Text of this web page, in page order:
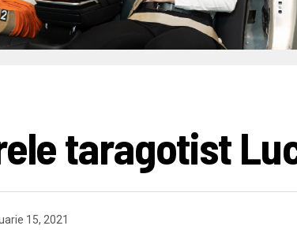
taragotist
15, 2021